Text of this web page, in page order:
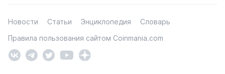
Новости Статьи Энциклопедия
Словарь
Правила пользования сайтом Coinmania.com